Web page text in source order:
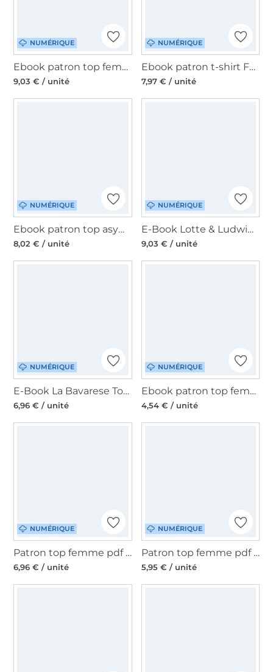
NUMÉRIQUE
Ebook patron top femme Los Lotte & Ludwig, en allemand
9,03 € / unité
NUMÉRIQUE
Ebook patron t-shirt Femme Zipfelchen ManjiPuh, en allemand
7,97 € / unité
NUMÉRIQUE
Ebook patron top asymétrique femme JULIANA MARTEJEVS, en francais
8,02 € / unité
NUMÉRIQUE
E-Book Lotte & Ludwig Damen-Jumpsuit SpringinsFeld, en allemand
9,03 € / unité
NUMÉRIQUE
E-Book La Bavarese Top Jersey Corset, en allemand
6,96 € / unité
NUMÉRIQUE
Ebook patron top femme Vennja Mamili1910, en allemand
4,54 € / unité
NUMÉRIQUE
Patron top femme pdf Gustav Sewingmachina, en allemand
6,96 € / unité
NUMÉRIQUE
Patron top femme pdf Eckhart Sewingmachina, en allemand
5,95 € / unité